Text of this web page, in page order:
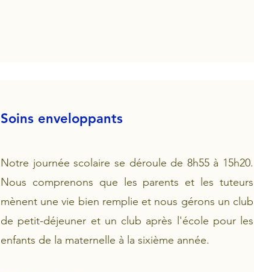
Soins enveloppants
Notre journée scolaire se déroule de 8h55 à 15h20.
Nous comprenons que les parents et les tuteurs
mènent une vie bien remplie et nous gérons un club
de petit-déjeuner et un club après l'école pour les
enfants de la maternelle à la sixième année.